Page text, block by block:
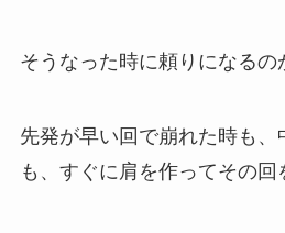
そうなった時に頼りになるの
先発が早い回で崩れた時も、
も、すぐに肩を作ってその回